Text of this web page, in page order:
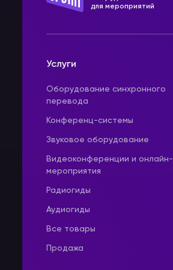
для мероприятий
Услуги
Оборудование синхронного
перевода
Конференц-системы
Звуковое оборудование
Видеоконференции и онлайн-
мероприятия
Радиогиды
Аудиогиды
Все товары
Продажа